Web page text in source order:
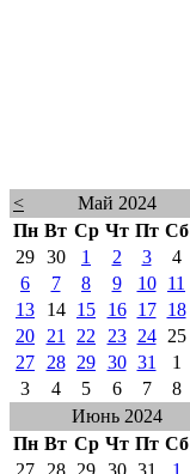
<
Май 2024
Пн Вт Ср Чт Пт Сб
29 30 1 2 3 4
6
7 8 9 10 11
13
14 15 16 17 18
20
21 22 23 24 25
27
28 29 30 31 1
3
4 5 6 7 8
Июнь 2024
Пн Вт Ср Чт Пт Сб
27
28 29 30 31 1